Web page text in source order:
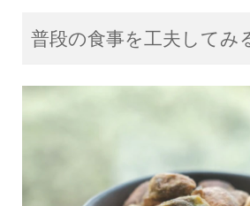
普段の食事を工夫してみ